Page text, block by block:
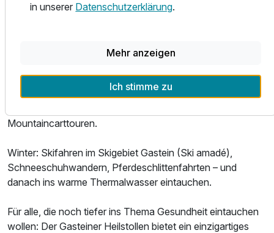
Für 8 Tage p.P. ab
Therme & Bergwelt – diese Kombination gibt es nur hier.
Sommer: Wandern über blühende Almwiesen, Radfahren,
Mountaincarttouren.
Winter: Skifahren im Skigebiet Gastein (Ski amadé),
Schneeschuhwandern, Pferdeschlittenfahrten – und
danach ins warme Thermalwasser eintauchen.
Für alle, die noch tiefer ins Thema Gesundheit eintauchen
wollen: Der Gasteiner Heilstollen bietet ein einzigartiges
in unserer Datenschutzerklärung.
Mehr anzeigen
Ich stimme zu